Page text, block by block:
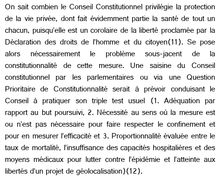
On sait combien le Conseil Constitutionnel privilégie la protection
de la vie privée, dont fait évidemment partie la santé de tout un
chacun, puisqu’elle est un corolaire de la liberté proclamée par la
Déclaration des droits de l’homme et du citoyen(11). Se pose
alors nécessairement le problème sous-jacent de la
constitutionnalité de cette mesure. Une saisine du Conseil
constitutionnel par les parlementaires ou via une Question
Prioritaire de Constitutionnalité serait à prévoir conduisant le
Conseil à pratiquer son triple test usuel (1. Adéquation par
rapport au but poursuivi, 2. Nécessité au sens où la mesure est
ou n’est pas nécessaire pour faire respecter le confinement et
pour en mesurer l’efficacité et 3. Proportionnalité évaluée entre le
taux de mortalité, l’insuffisance des capacités hospitalières et des
moyens médicaux pour lutter contre l’épidémie et l’atteinte aux
libertés d’un projet de géolocalisation)(12).